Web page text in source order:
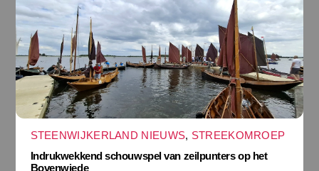
STEENWIJKERLAND NIEUWS, STREEKOMROEP
Indrukwekkend schouwspel van zeilpunters op het
Bovenwiede